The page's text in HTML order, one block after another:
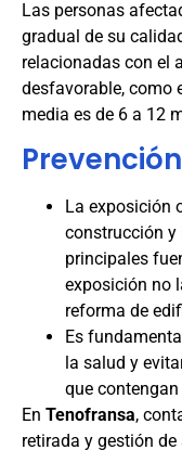
Las personas
gradual de su
relacionadas con el
desfavorable, como
media es de 6 a 12
La exposición
construcción y
principales
exposición no
reforma de
Es
la salud y
que
En Tenofransa,
retirada y gestión